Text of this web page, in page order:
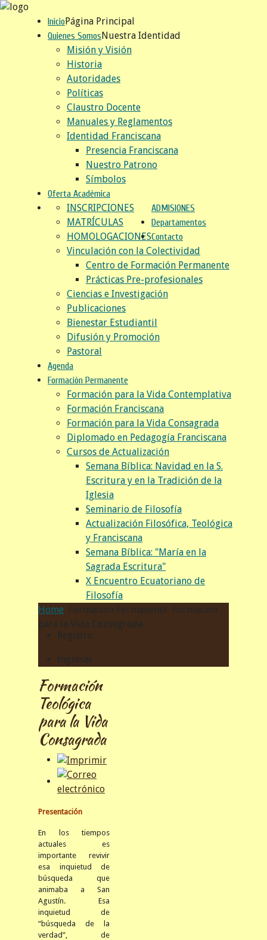
InicioPágina Principal
Quienes SomosNuestra Identidad
Misión y Visión
Historia
Autoridades
Políticas
Claustro Docente
Manuales y Reglamentos
Identidad Franciscana
Presencia Franciscana
Nuestro Patrono
Símbolos
Oferta Académica
ADMISIONES
INSCRIPCIONES
MATRÍCULAS
HOMOLOGACIONES
Departamentos
Vinculación con la Colectividad
Centro de Formación Permanente
Prácticas Pre-profesionales
Ciencias e Investigación
Publicaciones
Bienestar Estudiantil
Difusión y Promoción
Pastoral
Contacto
Agenda
Formación Permanente
Formación para la Vida Contemplativa
Formación Franciscana
Formación para la Vida Consagrada
Diplomado en Pedagogía Franciscana
Cursos de Actualización
Semana Bíblica: Navidad en la S.
Escritura y en la Tradición de la
Iglesia
Seminario de Filosofía
Actualización Filosófica, Teológica
y Franciscana
Semana Bíblica: "María en la
Sagrada Escritura"
X Encuentro Ecuatoriano de
Filosofía
Home Formación Permanente Formación
para la Vida Consagrada
Registro
Ingresar
Formación
Teológica
para la Vida
Consagrada
Presentación
En los tiempos
actuales es
importante revivir
esa inquietud de
búsqueda que
animaba a San
Agustín. Esa
inquietud de
“búsqueda de la
verdad”, de